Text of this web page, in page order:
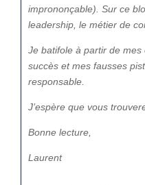
imprononçable). Sur ce
leadership, le métier de
Je batifole à partir de
succès et mes fausses
responsable.
J’espère que vous
Bonne lecture,
Laurent